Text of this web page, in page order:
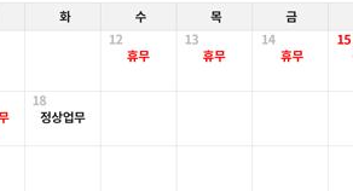
포항협회현황 변경 요청드립니다.